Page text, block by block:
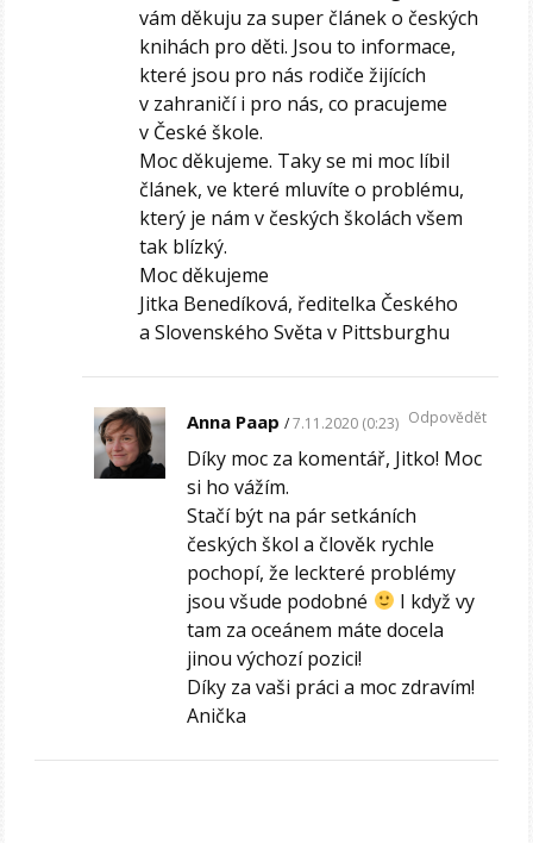
vám děkuju za super článek o českých
knihách pro děti. Jsou to informace,
které jsou pro nás rodiče žijících
v zahraničí i pro nás, co pracujeme
v České škole.
Moc děkujeme. Taky se mi moc líbil
článek, ve které mluvíte o problému,
který je nám v českých školách všem
tak blízký.
Moc děkujeme
Jitka Benedíková, ředitelka Českého
a Slovenského Světa v Pittsburghu
Anna Paap 7.11.2020 (0:23)
Díky moc za komentář, Jitko! Moc
si ho vážím.
Stačí být na pár setkáních
českých škol a člověk rychle
pochopí, že leckteré problémy
jsou všude podobné
I když vy
tam za oceánem máte docela
jinou výchozí pozici!
Díky za vaši práci a moc zdravím!
Anička
Odpovědět